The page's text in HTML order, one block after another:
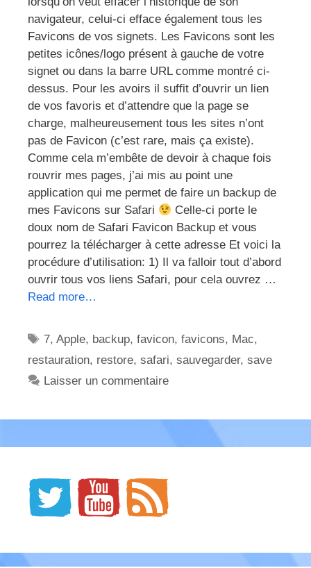
navigateur, celui-ci efface également tous les
Favicons de vos signets. Les Favicons sont les
petites icônes/logo présent à gauche de votre
signet ou dans la barre URL comme montré ci-
dessus. Pour les avoirs il suffit d’ouvrir un lien
de vos favoris et d’attendre que la page se
charge, malheureusement tous les sites n’ont
pas de Favicon (c’est rare, mais ça existe).
Comme cela m’embête de devoir à chaque fois
rouvrir mes pages, j’ai mis au point une
application qui me permet de faire un backup de
mes Favicons sur Safari
Celle-ci porte le
doux nom de Safari Favicon Backup et vous
pourrez la télécharger à cette adresse Et voici la
procédure d’utilisation: 1) Il va falloir tout d’abord
ouvrir tous vos liens Safari, pour cela ouvrez …
Read more…
Étiquettes
7,Apple, backup,favicon,favicons, Mac,
restauration, restore, safari, sauvegarder, save
Laisser un commentaire